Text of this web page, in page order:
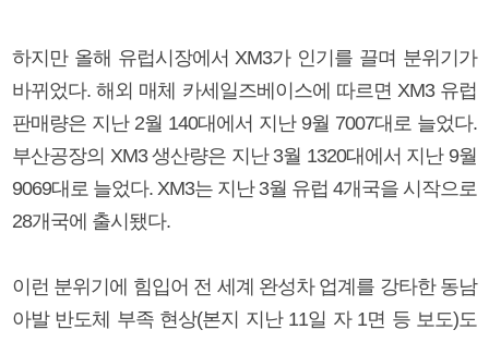
하지만 올해 유럽시장에서 XM3가 인기를 끌며 분위기가
바뀌었다. 해외 매체 카세일즈베이스에 따르면 XM3 유럽
판매량은 지난 2월 140대에서 지난 9월 7007대로 늘었다.
부산공장의 XM3 생산량은 지난 3월 1320대에서 지난 9월
9069대로 늘었다. XM3는 지난 3월 유럽 4개국을 시작으로
28개국에 출시됐다.
이런 분위기에 힘입어 전 세계 완성차 업계를 강타한 동남
아발 반도체 부족 현상(본지 지난 11일 자 1면 등 보도)도